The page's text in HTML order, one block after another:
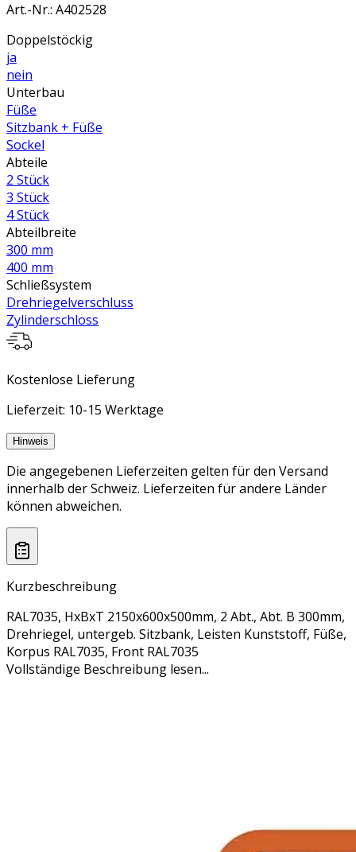
Art.-Nr.: A402528
Doppelstöckig
ja
nein
Unterbau
Füße
Sitzbank + Füße
Sockel
Abteile
2 Stück
3 Stück
4 Stück
Abteilbreite
300 mm
400 mm
Schließsystem
Drehriegelverschluss
Zylinderschloss
Kostenlose Lieferung
Lieferzeit: 10-15 Werktage
Hinweis
Die angegebenen Lieferzeiten gelten für den Versand
innerhalb der Schweiz. Lieferzeiten für andere Länder
können abweichen.
Kurzbeschreibung
RAL7035, HxBxT 2150x600x500mm, 2 Abt., Abt. B 300mm,
Drehriegel, untergeb. Sitzbank, Leisten Kunststoff, Füße,
Korpus RAL7035, Front RAL7035
Vollständige Beschreibung lesen...